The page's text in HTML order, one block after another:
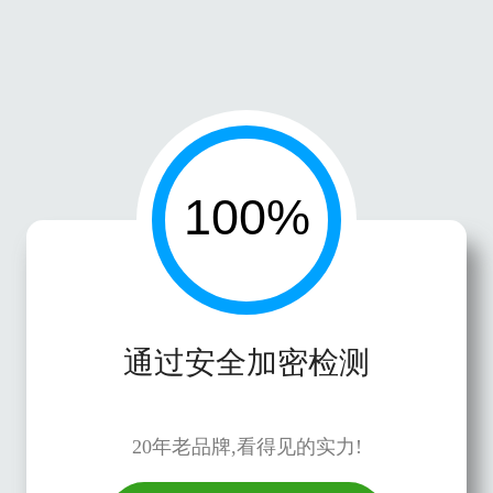
通过安全加密检测
20年老品牌,看得见的实力!